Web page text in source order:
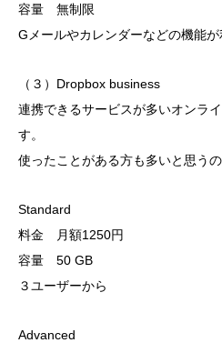
容量 無制限
Gメールやカレンダーなどの機能
（３）Dropbox business
連携できるサービスが多いオンラ
す。
使ったことがある方も多いと思う
Standard
料金 月額1250円
容量 50 GB
３ユーザーから
Advanced